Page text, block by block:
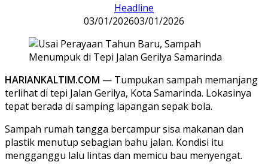
Headline
03/01/202603/01/2026
HARIANKALTIM.COM — Tumpukan sampah memanjang
terlihat di tepi Jalan Gerilya, Kota Samarinda. Lokasinya
tepat berada di samping lapangan sepak bola.
Sampah rumah tangga bercampur sisa makanan dan
plastik menutup sebagian bahu jalan. Kondisi itu
mengganggu lalu lintas dan memicu bau menyengat.